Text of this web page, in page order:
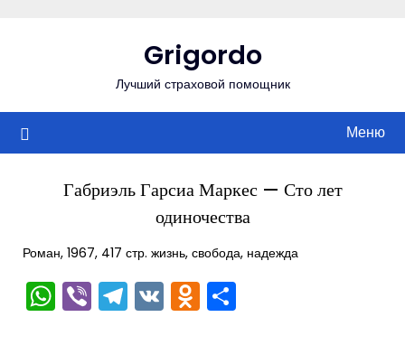
Grigordo
Лучший страховой помощник
Меню
Габриэль Гарсиа Маркес — Сто лет
одиночества
Роман, 1967, 417 стр. жизнь, свобода, надежда
WhatsApp
ViberTelegram
VKOdnoklassniki